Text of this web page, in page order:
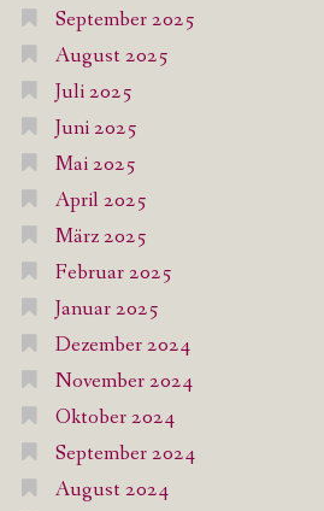
September 2025
August 2025
Juli 2025
Juni 2025
Mai 2025
April 2025
März 2025
Februar 2025
Januar 2025
Dezember 2024
November 2024
Oktober 2024
September 2024
August 2024